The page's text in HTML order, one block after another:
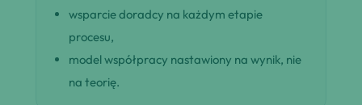
wsparcie doradcy na każdym etapie
procesu,
model współpracy nastawiony na wynik, nie
na teorię.